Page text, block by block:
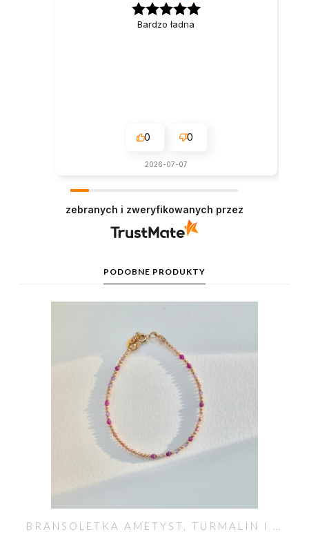
Bardzo ładna
0 0
2026-07-07
zebranych i zweryfikowanych przez
PODOBNE PRODUKTY
BRANSOLETKA AMETYST, TURMALIN I RUBIN MIX